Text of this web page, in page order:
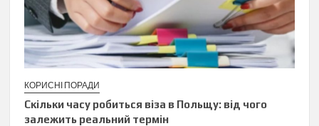
КОРИСНІ ПОРАДИ
Скільки часу робиться віза в Польщу: від чого
залежить реальний термін